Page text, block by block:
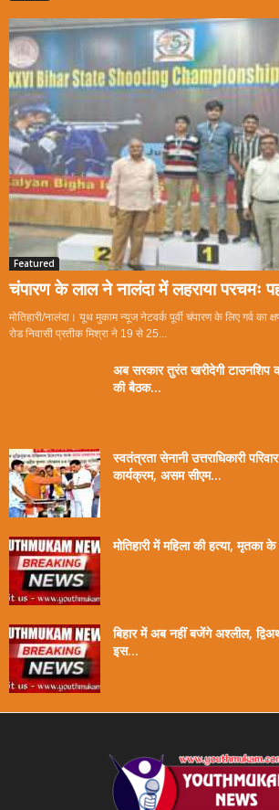
Featured
चंपारण के लाल ने नालंदा में लहराया परचमः
मोतिहारी/नालंदा। यूथ मुकाम न्यूज नेटवर्क पूर्वी चंपारण के लिए गर्व का
रोड निवासी प्रतीक मिश्रा ने 19 से 25...
अब सरकार तुरंत खरीदेगी टाउनशिप
की बैठक...
स्वतंत्रता सेनानी उत्तराधिकारी
कार्यक्रम, असम सीएम...
मोतिहारी में महिला की हत्या, मृतका
बिहार में अब नहीं बजेंगे अश्लील,
इस...